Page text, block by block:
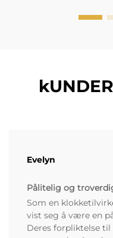
Evelyn
Pålitelig og
Som en
vist seg å være en
Deres forpliktelse